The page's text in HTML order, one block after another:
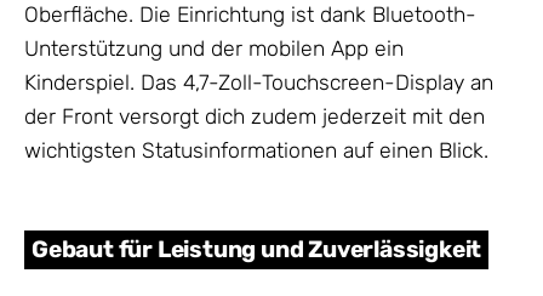
Oberfläche. Die Einrichtung ist dank Bluetooth-
Unterstützung und der mobilen App ein
Kinderspiel. Das 4,7-Zoll-Touchscreen-Display an
der Front versorgt dich zudem jederzeit mit den
wichtigsten Statusinformationen auf einen Blick.
Gebaut für Leistung und Zuverlässigkeit